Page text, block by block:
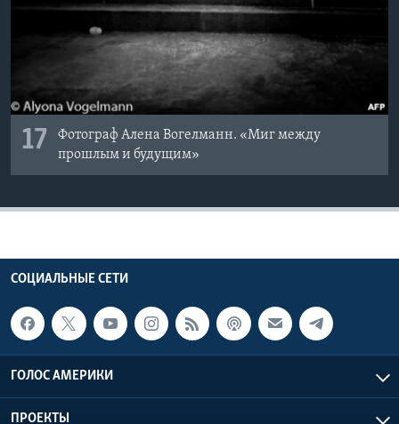
17
Фотограф Алена Вогелманн. «Миг между
прошлым и будущим»
СОЦИАЛЬНЫЕ СЕТИ
ГОЛОС АМЕРИКИ
ПРОЕКТЫ